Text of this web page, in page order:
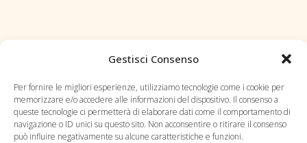
Gestisci Consenso
Per fornire le migliori esperienze, utilizziamo tecnologie come i cookie per
memorizzare e/o accedere alle informazioni del dispositivo. Il consenso a
queste tecnologie ci permetterà di elaborare dati come il comportamento di
navigazione o ID unici su questo sito. Non acconsentire o ritirare il consenso
può influire negativamente su alcune caratteristiche e funzioni.